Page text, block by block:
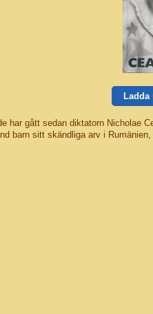
Ladda
har gått sedan diktatorn Nicholae
barn sitt skändliga arv i